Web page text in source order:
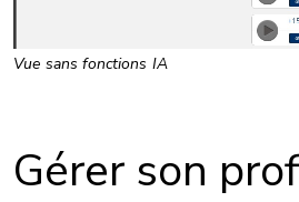
Vue sans fonctions IA
Gérer son